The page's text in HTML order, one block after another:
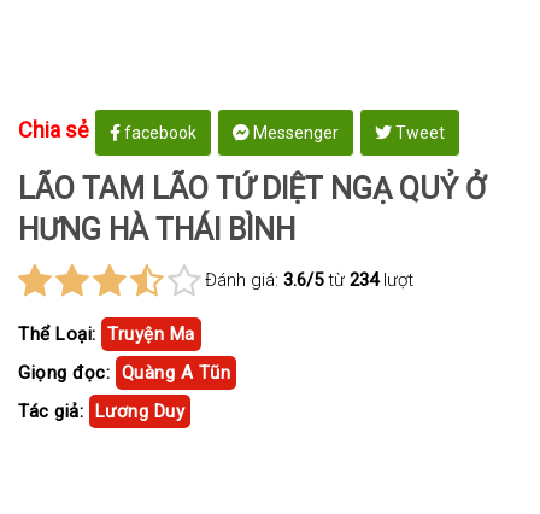
Chia sẻ facebook Messenger Tweet
LÃO TAM LÃO TỨ DIỆT NGẠ QUỶ Ở
HƯNG HÀ THÁI BÌNH
Đánh giá: 3.6/5từ 234lượt
Thể Loại: Truyện Ma
Giọng đọc: Quàng A Tũn
Tác giả: Lương Duy